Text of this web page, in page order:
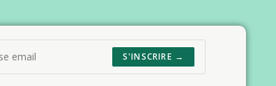
S'INSCRIRE →